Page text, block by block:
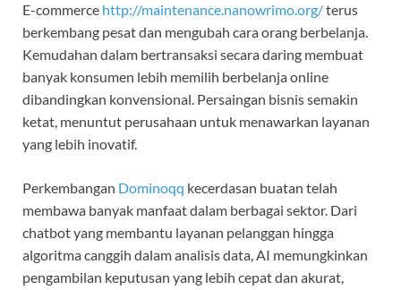
E-commerce http://maintenance.nanowrimo.org/terus
berkembang pesat dan mengubah cara orang berbelanja.
Kemudahan dalam bertransaksi secara daring membuat
banyak konsumen lebih memilih berbelanja online
dibandingkan konvensional. Persaingan bisnis semakin
ketat, menuntut perusahaan untuk menawarkan layanan
yang lebih inovatif.
Perkembangan Dominoqq kecerdasan buatan telah
membawa banyak manfaat dalam berbagai sektor. Dari
chatbot yang membantu layanan pelanggan hingga
algoritma canggih dalam analisis data, AI memungkinkan
pengambilan keputusan yang lebih cepat dan akurat,